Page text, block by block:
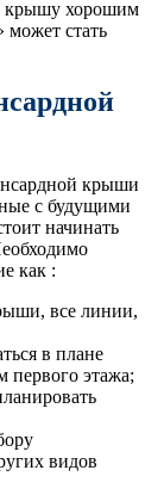
крышу хорошим
может стать
крыши
с будущими
начинать
как :
все линии,
в плане
первого этажа;
видов